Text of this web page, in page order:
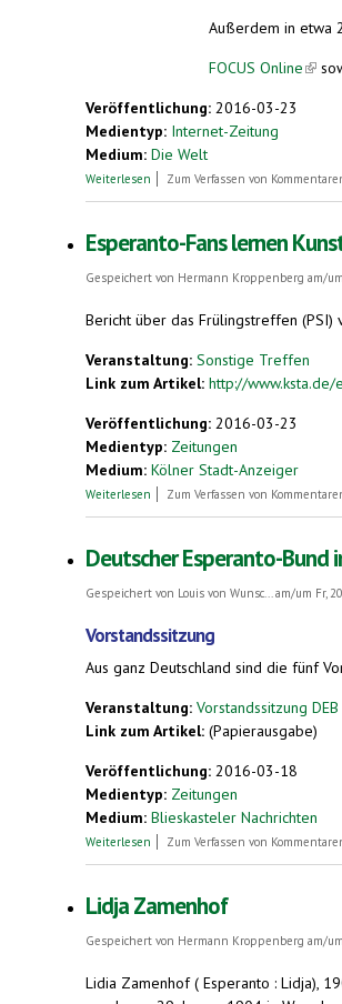
Außerdem in etwa
FOCUS Online(link
Veröffentlichung: 2016-03-23
Medientyp: Internet-Zeitung
Medium: Die Welt
Weiterlesen über Esperanto-Fans lernen
Zum Verfassen von
Esperanto-Fans lernen
Gespeichert von Hermann Kroppenberg am/
Bericht über das Frülingstreffen
Veranstaltung: Sonstige Treffen
Link zum Artikel: http://www.ksta.de/
Veröffentlichung: 2016-03-23
Medientyp: Zeitungen
Medium: Kölner Stadt-Anzeiger
Weiterlesen über Esperanto-Fans lernen
Zum Verfassen von
Deutscher Esperanto-Bund
Gespeichert von Louis von Wunsc... am/um Fr,
Vorstandssitzung
Aus ganz Deutschland sind die fünf
Veranstaltung: Vorstandssitzung DEB
Link zum Artikel: (Papierausgabe)
Veröffentlichung: 2016-03-18
Medientyp: Zeitungen
Medium: Blieskasteler Nachrichten
Weiterlesen über Deutscher Esperanto-Bund
Zum Verfassen von
Lidja Zamenhof
Gespeichert von Hermann Kroppenberg am/
Lidia Zamenhof ( Esperanto : Lidja),